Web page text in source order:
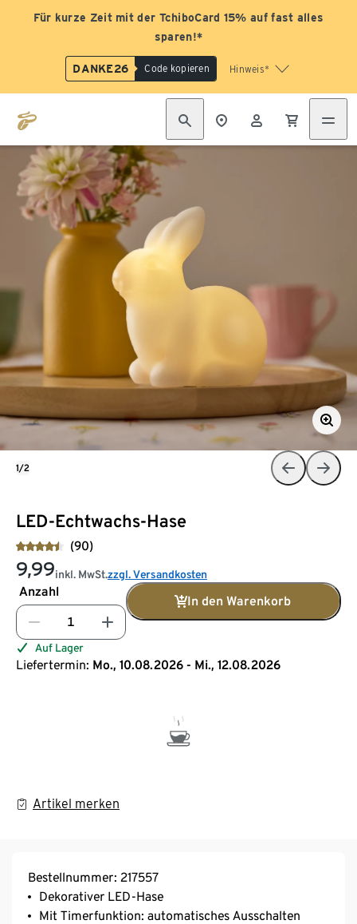
Für kurze Zeit mit der TchiboCard 15% auf fast alles
sparen!*
DANKE26 Code kopieren Hinweis*
LED-Echtwachs-Hase
(90)
9,99inkl. MwSt.zzgl. Versandkosten
Anzahl
In den Warenkorb
Auf Lager
Liefertermin: Mo., 10.08.2026 - Mi., 12.08.2026
Artikel merken
1/2
Bestellnummer: 217557
Dekorativer LED-Hase
Mit Timerfunktion: automatisches Ausschalten